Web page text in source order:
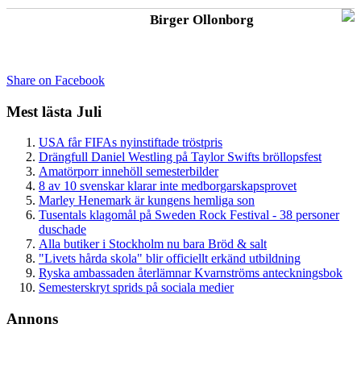
Birger Ollonborg
Share on Facebook
Mest lästa Juli
USA får FIFAs nyinstiftade tröstpris
Drängfull Daniel Westling på Taylor Swifts bröllopsfest
Amatörporr innehöll semesterbilder
8 av 10 svenskar klarar inte medborgarskapsprovet
Marley Henemark är kungens hemliga son
Tusentals klagomål på Sweden Rock Festival - 38 personer
duschade
Alla butiker i Stockholm nu bara Bröd & salt
"Livets hårda skola" blir officiellt erkänd utbildning
Ryska ambassaden återlämnar Kvarnströms anteckningsbok
Semesterskryt sprids på sociala medier
Annons